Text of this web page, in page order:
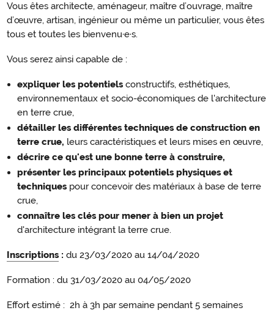
Vous êtes architecte, aménageur, maître d’ouvrage, maître
d’œuvre, artisan, ingénieur ou même un particulier, vous êtes
tous et toutes les bienvenu·e·s.
Vous serez ainsi capable de :
expliquer les potentiels constructifs, esthétiques,
environnementaux et socio-économiques de l'architecture
en terre crue,
détailler les différentes techniques de construction en
terre crue, leurs caractéristiques et leurs mises en œuvre,
décrire ce qu'est une bonne terre à construire,
présenter les principaux potentiels physiques et
techniquespour concevoir des matériaux à base de terre
crue,
connaître les clés pour mener à bien un projet
d'architecture intégrant la terre crue.
Inscriptions : du 23/03/2020 au 14/04/2020
Formation : du 31/03/2020 au 04/05/2020
Effort estimé : 2h à 3h par semaine pendant 5 semaines